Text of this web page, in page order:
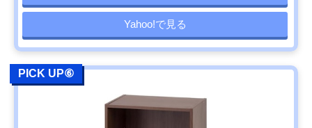
Yahoo!で見る
PICK UP⑥